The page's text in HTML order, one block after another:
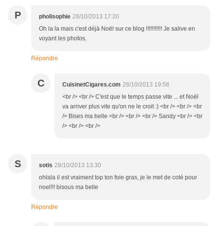
P pholisophie 28/10/2013 17:20
Oh la la mais c'est déjà Noël sur ce blog !!!!!!!!!!! Je salive en
voyant les photos.
Répondre
C CuisinetCigares.com 28/10/2013 19:58
<br /> <br /> C'est que le temps passe vite ... et Noël
va arriver plus vite qu'on ne le croit :) <br /> <br /> <br
/> Bises ma belle <br /> <br /> <br /> Sandy <br /> <br
/> <br /> <br />
S sotis 28/10/2013 13:30
ohlala il est vraiment top ton foie gras, je le met de coté pour
noel!!! bisous ma belle
Répondre